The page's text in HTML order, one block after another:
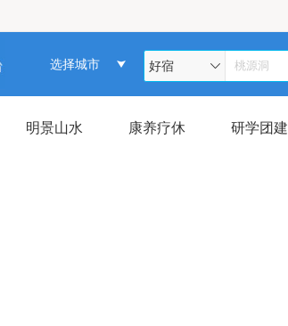
选择城市 好宿
明景山水 康养疗休 研学团建